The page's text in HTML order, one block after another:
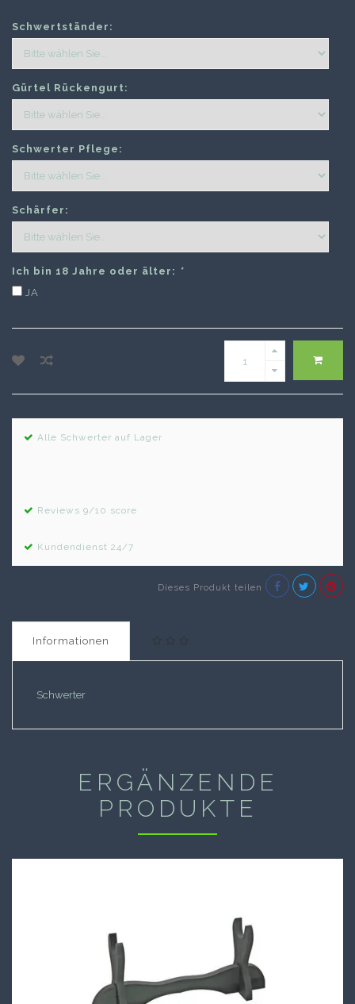
Schwertständer:
Gürtel Rückengurt:
Schwerter Pflege:
Schärfer:
Ich bin 18 Jahre oder älter: *
JA
Alle Schwerter auf Lager
Reviews 9/10 score
Kundendienst 24/7
Dieses Produkt teilen
Informationen
Schwerter
ERGÄNZENDE
PRODUKTE